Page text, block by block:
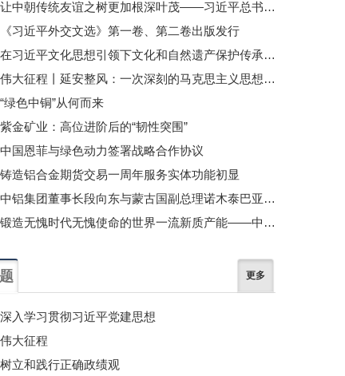
让中朝传统友谊之树更加根深叶茂——习近平总书记对朝鲜进行国事访问纪实
《习近平外交文选》第一卷、第二卷出版发行
在习近平文化思想引领下文化和自然遗产保护传承利用工作开创新局面
伟大征程丨延安整风：一次深刻的马克思主义思想教育运动
“绿色中铜”从何而来
紫金矿业：高位进阶后的“韧性突围”
中国恩菲与绿色动力签署战略合作协议
铸造铝合金期货交易一周年服务实体功能初显
中铝集团董事长段向东与蒙古国副总理诺木泰巴亚尔举行会谈
锻造无愧时代无愧使命的世界一流新质产能——中国有色金属工业的战略应对与破局之道（二）
更多
深入学习贯彻习近平党建思想
伟大征程
树立和践行正确政绩观